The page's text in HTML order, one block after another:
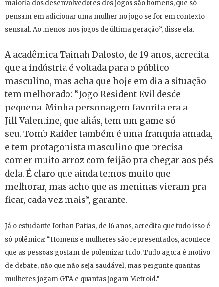
maioria dos desenvolvedores dos jogos são homens, que só
pensam em adicionar uma mulher no jogo se for em contexto
sensual. Ao menos, nos jogos de última geração”, disse ela.
A acadêmica Tainah Dalosto, de 19 anos, acredita
que a indústria é voltada para o público
masculino, mas acha que hoje em dia a situação
tem melhorado: “Jogo Resident Evil desde
pequena. Minha personagem favorita era a
Jill Valentine, que aliás, tem um game só
seu. Tomb Raider também é uma franquia amada,
e tem protagonista masculino que precisa
comer muito arroz com feijão pra chegar aos pés
dela. É claro que ainda temos muito que
melhorar, mas acho que as meninas vieram pra
ficar, cada vez mais”, garante.
Já o estudante Iorhan Patias, de 16 anos, acredita que tudo isso é
só polêmica: “Homens e mulheres são representados, acontece
que as pessoas gostam de polemizar tudo. Tudo agora é motivo
de debate, não que não seja saudável, mas pergunte quantas
mulheres jogam GTA e quantas jogam Metroid.”